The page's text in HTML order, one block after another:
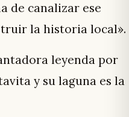
de canalizar ese
la historia local».
leyenda por
y su laguna es la